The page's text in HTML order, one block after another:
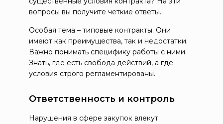
вопросы вы получите четкие ответы.
Особая тема – типовые контракты. Они
имеют как преимущества, так и недостатки.
Важно понимать специфику работы с ними.
Знать, где есть свобода действий, а где
условия строго регламентированы.
Ответственность и контроль
Нарушения в сфере закупок влекут